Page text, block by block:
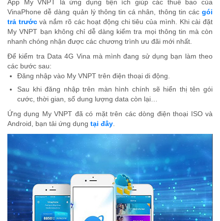
App My VNPT là ứng dụng tiện ích giúp các thuê bao của
VinaPhone dễ dàng quản lý thông tin cá nhân, thông tin các gói
trả trước và nắm rõ các hoạt động chi tiêu của mình. Khi cài đặt
My VNPT bạn không chỉ dễ dàng kiểm tra mọi thông tin mà còn
nhanh chóng nhận được các chương trình ưu đãi mới nhất.
Để kiểm tra Data 4G Vina mà mình đang sử dụng bạn làm theo
các bước sau:
Đăng nhập vào My VNPT trên điện thoại di động.
Sau khi đăng nhập trên màn hình chính sẽ hiển thị tên gói
cước, thời gian, số dung lượng data còn lại…
Ứng dụng My VNPT đã có mặt trên các dòng điện thoại ISO và
Android, bạn tải ứng dụng tại đây